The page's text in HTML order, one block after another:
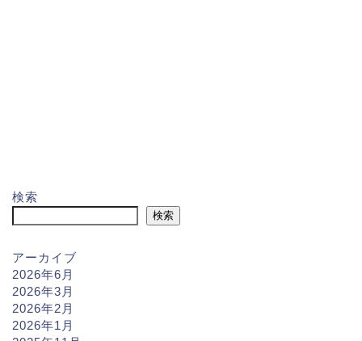
検索
検索
アーカイブ
2026年6月
2026年3月
2026年2月
2026年1月